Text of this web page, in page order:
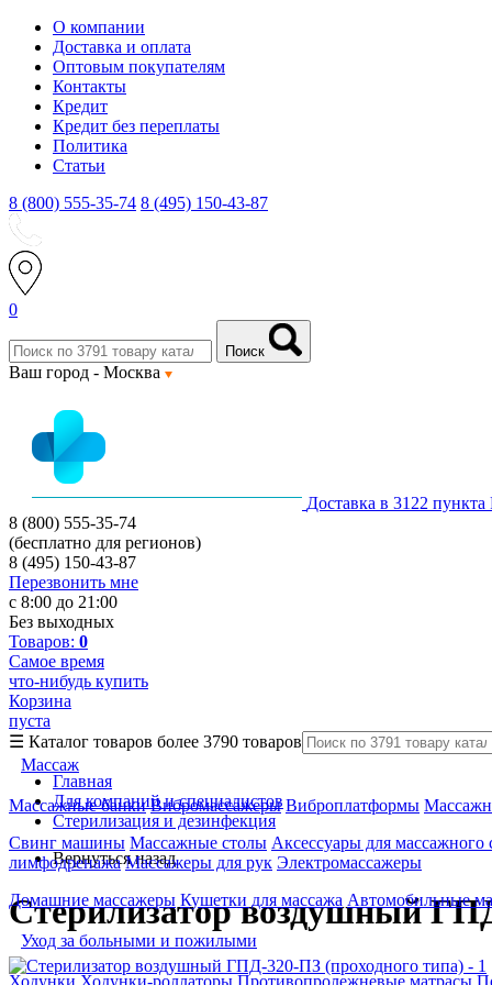
О компании
Доставка и оплата
Оптовым покупателям
Контакты
Кредит
Кредит без переплаты
Политика
Статьи
8 (800) 555-35-74 8 (495) 150-43-87
0
Поиск
Ваш город - Москва
Доставка в 3122
8 (800) 555-35-74
(бесплатно для регионов)
8 (495) 150-43-87
Перезвонить мне
с 8:00 до 21:00
Без выходных
Товаров: 0
Самое время
что-нибудь купить
Корзина
пуста
☰ Каталог товаров более 3790 товаров
Массаж
Массажные банки Вибромассажеры Виброплатформы
Свинг машины Массажные столы Аксессуары для массажного
лимфодренажа Массажеры для рук Электромассажеры
Домашние массажеры Кушетки для массажа Автомобильные
Уход за больными и пожилыми
Ходунки Ходунки-роллаторы Противопролежневые матрасы
Главная
Для компаний и специалистов
Стерилизация и дезинфекция
Вернуться назад
Стерилизатор воздушный